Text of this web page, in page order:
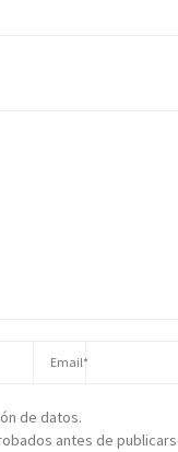
de datos.
antes de